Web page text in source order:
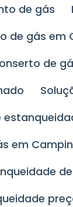
de gás
de gás em
de
em